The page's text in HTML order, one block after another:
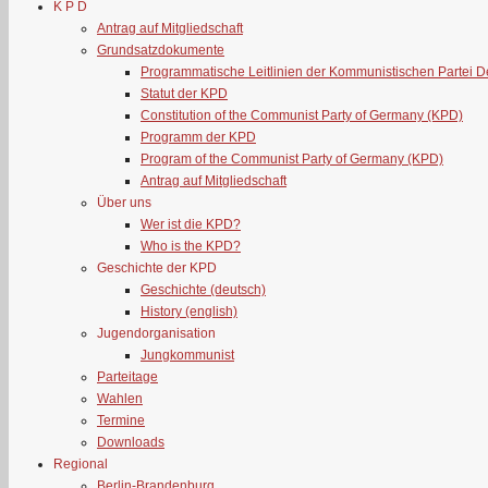
K P D
Antrag auf Mitgliedschaft
Grundsatzdokumente
Programmatische Leitlinien der Kommunistischen Partei
Statut der KPD
Constitution of the Communist Party of Germany (KPD)
Programm der KPD
Program of the Communist Party of Germany (KPD)
Antrag auf Mitgliedschaft
Über uns
Wer ist die KPD?
Who is the KPD?
Geschichte der KPD
Geschichte (deutsch)
History (english)
Jugendorganisation
Jungkommunist
Parteitage
Wahlen
Termine
Downloads
Regional